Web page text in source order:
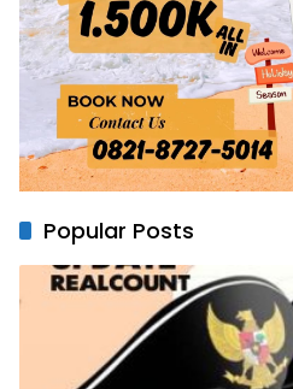
Popular Posts